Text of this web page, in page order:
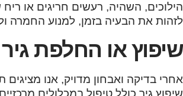
הילוכים, השהיה, רעשים חריגים או
לזהות את הבעיה בזמן, למנוע החמרה
שיפוץ או החלפת
אחרי בדיקה ואבחון מדויק, אנו
שיפוץ גיר כולל טיפול במכלולים